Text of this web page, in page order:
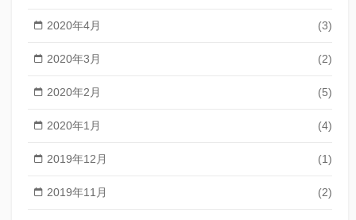
2020年4月 (3)
2020年3月 (2)
2020年2月 (5)
2020年1月 (4)
2019年12月 (1)
2019年11月 (2)